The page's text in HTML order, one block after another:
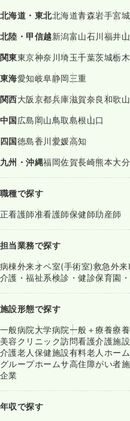
北海道・東北北海道青森岩手宮城
北陸・甲信越新潟富山石川福井
関東東京神奈川埼玉千葉茨城栃木
東海愛知岐阜静岡三重
関西大阪京都兵庫滋賀奈良和歌山
中国広島岡山鳥取島根山口
四国徳島香川愛媛高知
九州・沖縄福岡佐賀長崎熊本大分
職種で探す
正看護師准看護師保健師助産師
担当業務で探す
病棟外来オペ室(手術室)救急外来
介護・福祉系検診・健診保育園
施設形態で探す
一般病院大学病院一般＋療養療
美容クリニック訪問看護介護施設
介護老人保健施設有料老人ホーム
グループホームサ高住障がい者
企業
年収で探す